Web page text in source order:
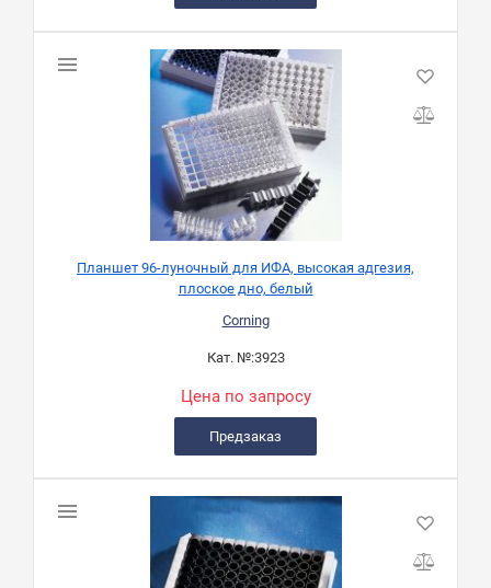
Планшет 96-луночный для ИФА, высокая адгезия,
плоское дно, белый
Corning
Кат. №:3923
Цена по запросу
Предзаказ